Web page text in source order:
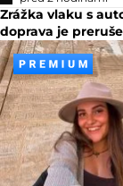
Zrážka vlaku s
doprava je